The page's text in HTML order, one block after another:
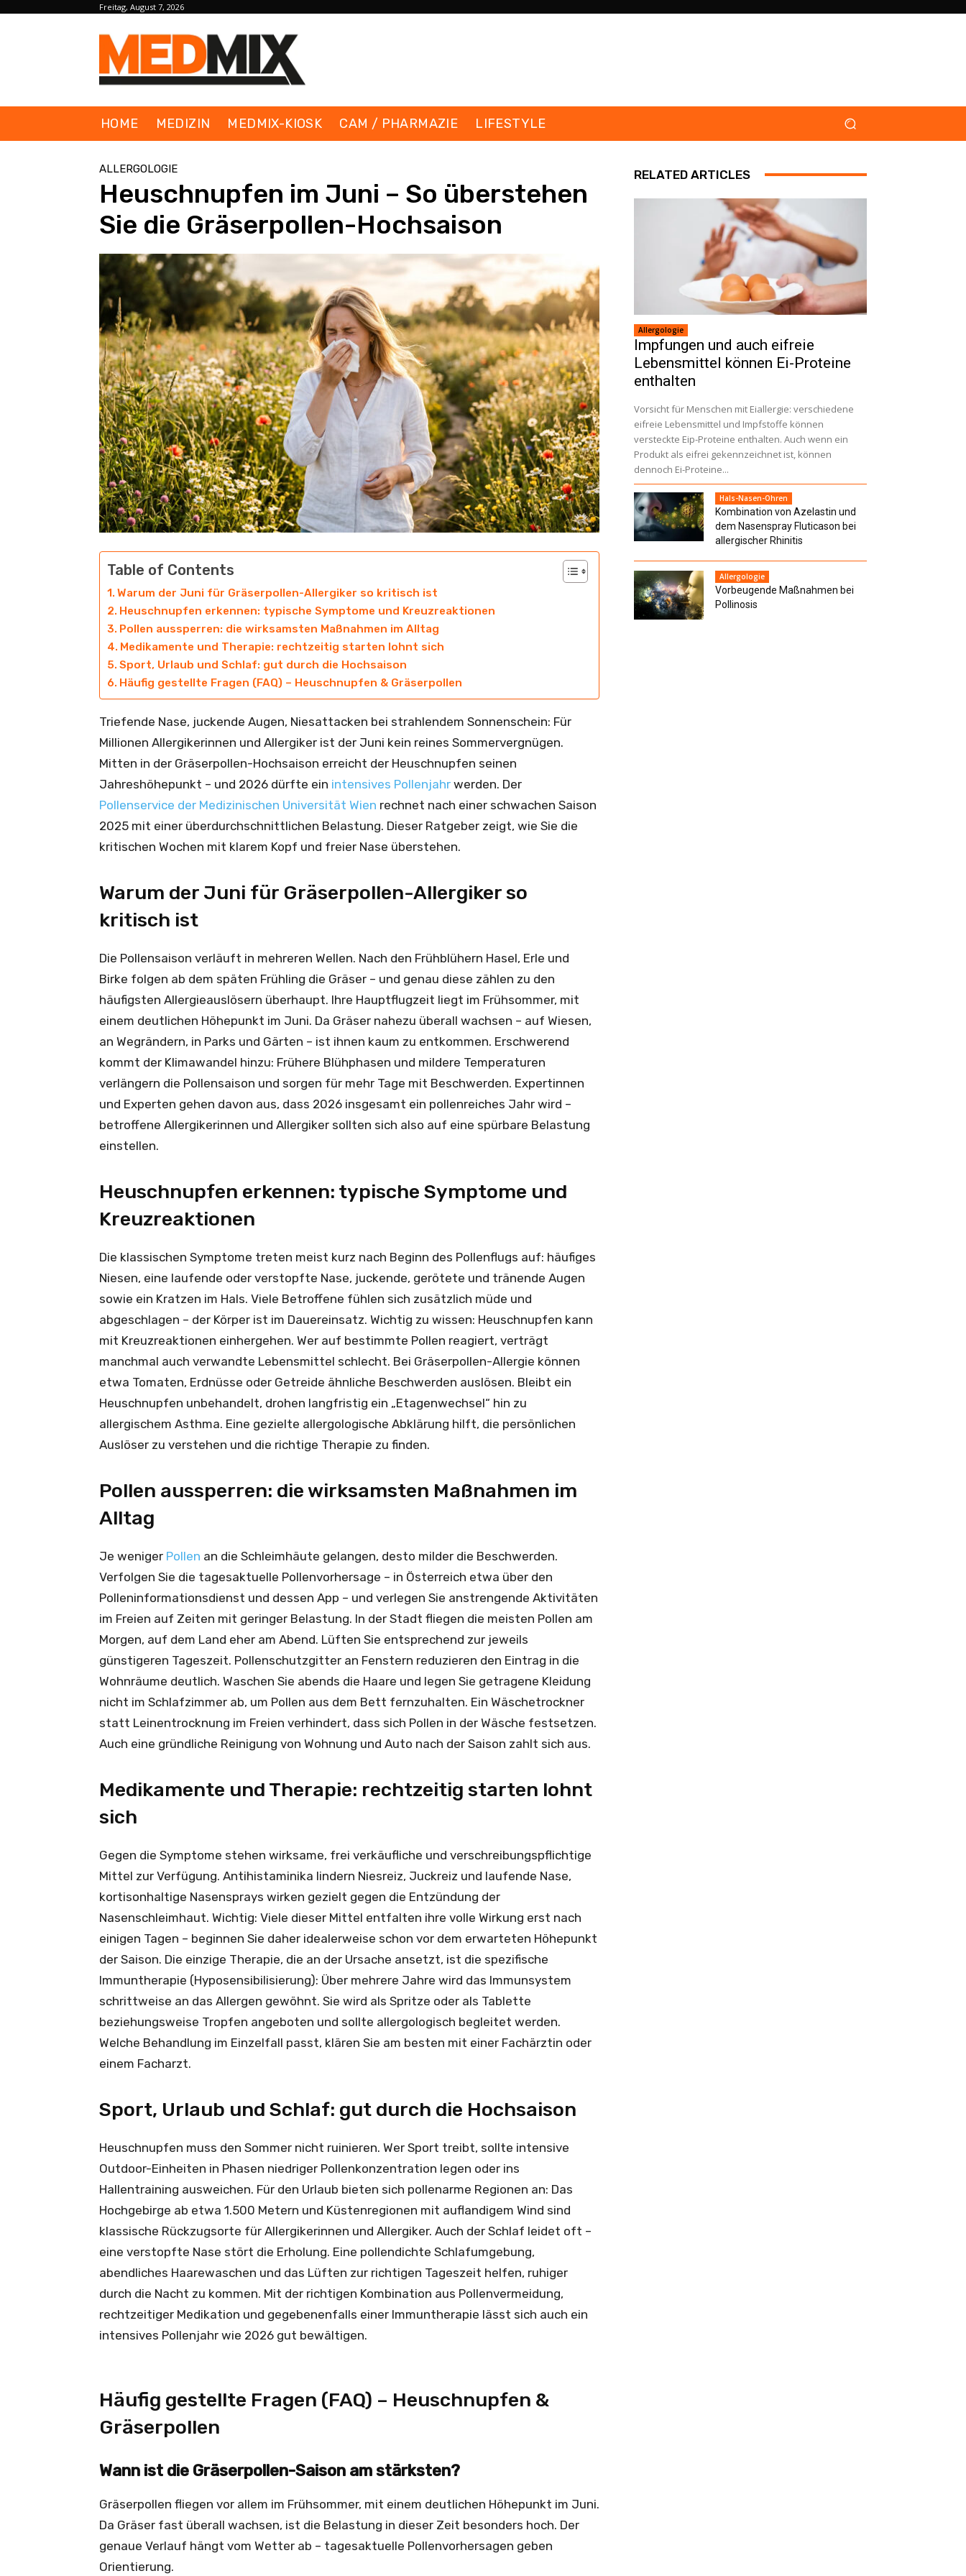
Freitag, August 7, 2026
HOME MEDIZIN MEDMIX-KIOSK CAM / PHARMAZIE LIFESTYLE
ALLERGOLOGIE
Heuschnupfen im Juni – So überstehen
Sie die Gräserpollen-Hochsaison
Table of Contents
Warum der Juni für Gräserpollen-Allergiker so kritisch ist
Heuschnupfen erkennen: typische Symptome und Kreuzreaktionen
Pollen aussperren: die wirksamsten Maßnahmen im Alltag
Medikamente und Therapie: rechtzeitig starten lohnt sich
Sport, Urlaub und Schlaf: gut durch die Hochsaison
Häufig gestellte Fragen (FAQ) – Heuschnupfen & Gräserpollen
Triefende Nase, juckende Augen, Niesattacken bei strahlendem Sonnenschein: Für
Millionen Allergikerinnen und Allergiker ist der Juni kein reines Sommervergnügen.
Mitten in der Gräserpollen-Hochsaison erreicht der Heuschnupfen seinen
Jahreshöhepunkt – und 2026 dürfte ein intensives Pollenjahr werden. Der
Pollenservice der Medizinischen Universität Wien rechnet nach einer schwachen Saison
2025 mit einer überdurchschnittlichen Belastung. Dieser Ratgeber zeigt, wie Sie die
kritischen Wochen mit klarem Kopf und freier Nase überstehen.
Warum der Juni für Gräserpollen-Allergiker so
kritisch ist
Die Pollensaison verläuft in mehreren Wellen. Nach den Frühblühern Hasel, Erle und
Birke folgen ab dem späten Frühling die Gräser – und genau diese zählen zu den
häufigsten Allergieauslösern überhaupt. Ihre Hauptflugzeit liegt im Frühsommer, mit
einem deutlichen Höhepunkt im Juni. Da Gräser nahezu überall wachsen – auf Wiesen,
an Wegrändern, in Parks und Gärten – ist ihnen kaum zu entkommen. Erschwerend
kommt der Klimawandel hinzu: Frühere Blühphasen und mildere Temperaturen
verlängern die Pollensaison und sorgen für mehr Tage mit Beschwerden. Expertinnen
und Experten gehen davon aus, dass 2026 insgesamt ein pollenreiches Jahr wird –
betroffene Allergikerinnen und Allergiker sollten sich also auf eine spürbare Belastung
einstellen.
Heuschnupfen erkennen: typische Symptome und
Kreuzreaktionen
Die klassischen Symptome treten meist kurz nach Beginn des Pollenflugs auf: häufiges
Niesen, eine laufende oder verstopfte Nase, juckende, gerötete und tränende Augen
sowie ein Kratzen im Hals. Viele Betroffene fühlen sich zusätzlich müde und
abgeschlagen – der Körper ist im Dauereinsatz. Wichtig zu wissen: Heuschnupfen kann
mit Kreuzreaktionen einhergehen. Wer auf bestimmte Pollen reagiert, verträgt
manchmal auch verwandte Lebensmittel schlecht. Bei Gräserpollen-Allergie können
etwa Tomaten, Erdnüsse oder Getreide ähnliche Beschwerden auslösen. Bleibt ein
Heuschnupfen unbehandelt, drohen langfristig ein „Etagenwechsel“ hin zu
allergischem Asthma. Eine gezielte allergologische Abklärung hilft, die persönlichen
Auslöser zu verstehen und die richtige Therapie zu finden.
Pollen aussperren: die wirksamsten Maßnahmen im
Alltag
Je weniger Pollen an die Schleimhäute gelangen, desto milder die Beschwerden.
Verfolgen Sie die tagesaktuelle Pollenvorhersage – in Österreich etwa über den
Polleninformationsdienst und dessen App – und verlegen Sie anstrengende Aktivitäten
im Freien auf Zeiten mit geringer Belastung. In der Stadt fliegen die meisten Pollen am
Morgen, auf dem Land eher am Abend. Lüften Sie entsprechend zur jeweils
günstigeren Tageszeit. Pollenschutzgitter an Fenstern reduzieren den Eintrag in die
Wohnräume deutlich. Waschen Sie abends die Haare und legen Sie getragene Kleidung
nicht im Schlafzimmer ab, um Pollen aus dem Bett fernzuhalten. Ein Wäschetrockner
statt Leinentrocknung im Freien verhindert, dass sich Pollen in der Wäsche festsetzen.
Auch eine gründliche Reinigung von Wohnung und Auto nach der Saison zahlt sich aus.
Medikamente und Therapie: rechtzeitig starten lohnt
sich
Gegen die Symptome stehen wirksame, frei verkäufliche und verschreibungspflichtige
Mittel zur Verfügung. Antihistaminika lindern Niesreiz, Juckreiz und laufende Nase,
kortisonhaltige Nasensprays wirken gezielt gegen die Entzündung der
Nasenschleimhaut. Wichtig: Viele dieser Mittel entfalten ihre volle Wirkung erst nach
einigen Tagen – beginnen Sie daher idealerweise schon vor dem erwarteten Höhepunkt
der Saison. Die einzige Therapie, die an der Ursache ansetzt, ist die spezifische
Immuntherapie (Hyposensibilisierung): Über mehrere Jahre wird das Immunsystem
schrittweise an das Allergen gewöhnt. Sie wird als Spritze oder als Tablette
beziehungsweise Tropfen angeboten und sollte allergologisch begleitet werden.
Welche Behandlung im Einzelfall passt, klären Sie am besten mit einer Fachärztin oder
einem Facharzt.
Sport, Urlaub und Schlaf: gut durch die Hochsaison
Heuschnupfen muss den Sommer nicht ruinieren. Wer Sport treibt, sollte intensive
Outdoor-Einheiten in Phasen niedriger Pollenkonzentration legen oder ins
Hallentraining ausweichen. Für den Urlaub bieten sich pollenarme Regionen an: Das
Hochgebirge ab etwa 1.500 Metern und Küstenregionen mit auflandigem Wind sind
klassische Rückzugsorte für Allergikerinnen und Allergiker. Auch der Schlaf leidet oft –
eine verstopfte Nase stört die Erholung. Eine pollendichte Schlafumgebung,
abendliches Haarewaschen und das Lüften zur richtigen Tageszeit helfen, ruhiger
durch die Nacht zu kommen. Mit der richtigen Kombination aus Pollenvermeidung,
rechtzeitiger Medikation und gegebenenfalls einer Immuntherapie lässt sich auch ein
intensives Pollenjahr wie 2026 gut bewältigen.
Häufig gestellte Fragen (FAQ) – Heuschnupfen &
Gräserpollen
Wann ist die Gräserpollen-Saison am stärksten?
Gräserpollen fliegen vor allem im Frühsommer, mit einem deutlichen Höhepunkt im Juni.
Da Gräser fast überall wachsen, ist die Belastung in dieser Zeit besonders hoch. Der
genaue Verlauf hängt vom Wetter ab – tagesaktuelle Pollenvorhersagen geben
Orientierung.
RELATED ARTICLES
Allergologie
Impfungen und auch eifreie
Lebensmittel können Ei-Proteine
enthalten
Vorsicht für Menschen mit Eiallergie: verschiedene
eifreie Lebensmittel und Impfstoffe können
versteckte Eip-Proteine enthalten. Auch wenn ein
Produkt als eifrei gekennzeichnet ist, können
dennoch Ei-Proteine...
Hals-Nasen-Ohren
Kombination von Azelastin und
dem Nasenspray Fluticason bei
allergischer Rhinitis
Allergologie
Vorbeugende ­Maßnahmen bei
Pollinosis